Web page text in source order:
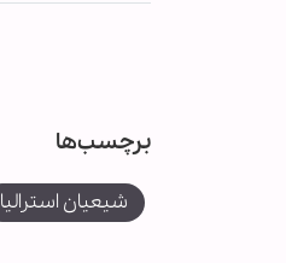
برچسب‌ها
شیعیان استرالیا